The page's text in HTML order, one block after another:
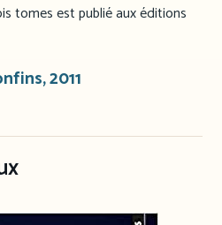
tomes est publié aux éditions
2011